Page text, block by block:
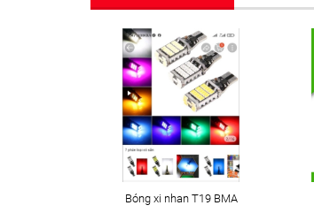
Bóng xi nhan T19 BMA